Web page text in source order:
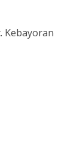
Kebayoran